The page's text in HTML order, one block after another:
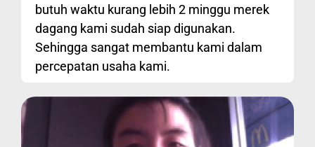
butuh waktu kurang lebih 2 minggu merek
dagang kami sudah siap digunakan.
Sehingga sangat membantu kami dalam
percepatan usaha kami.